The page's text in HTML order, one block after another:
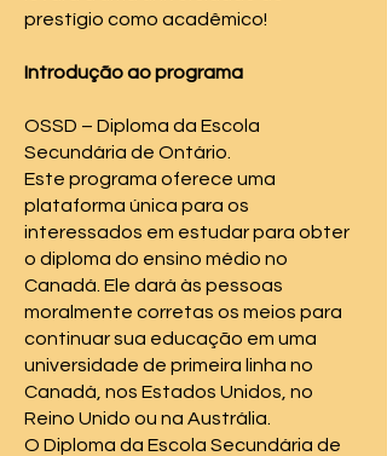
prestígio como acadêmico!
Introdução ao programa
OSSD – Diploma da Escola
Secundária de Ontário.
Este programa oferece uma
plataforma única para os
interessados em estudar para obter
o diploma do ensino médio no
Canadá. Ele dará às pessoas
moralmente corretas os meios para
continuar sua educação em uma
universidade de primeira linha no
Canadá, nos Estados Unidos, no
Reino Unido ou na Austrália.
O Diploma da Escola Secundária de